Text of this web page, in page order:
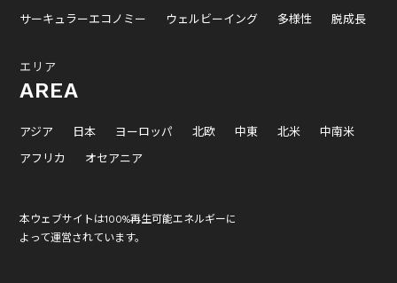
サーキュラーエコノミー
ウェルビーイング 多様性 脱成長
エリア
AREA
アジア 日本 ヨーロッパ 北欧 中東 北米
中南米
アフリカ
オセアニア
本ウェブサイトは100%再生可能エネルギーに
よって運営されています。